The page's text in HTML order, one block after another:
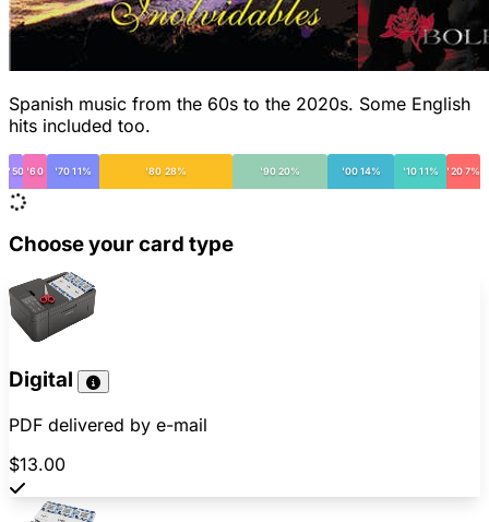
Spanish music from the 60s to the 2020s. Some English
hits included too.
'50 '60 '70 11% '80 28% '90 20% '00 14% '10 11% '20 7%
Choose your card type
Digital
PDF delivered by e-mail
$13.00